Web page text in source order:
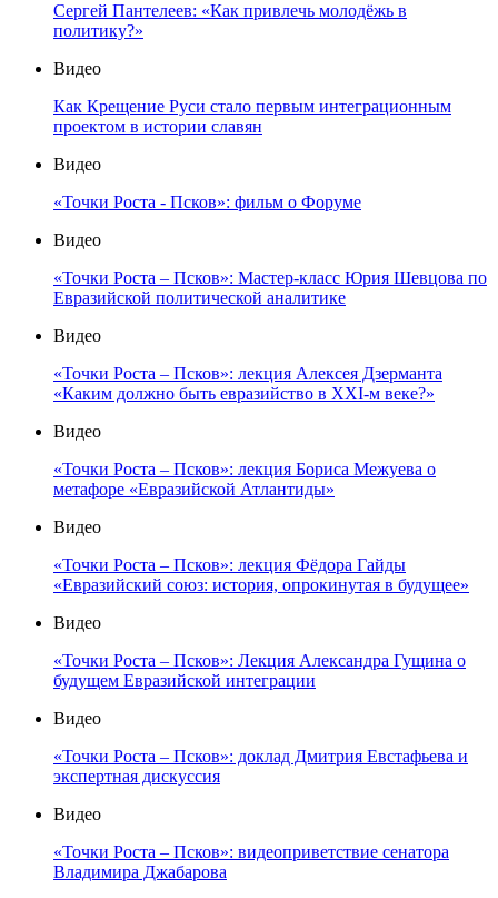
Сергей Пантелеев: «Как привлечь молодёжь в
политику?»
Видео
Как Крещение Руси стало первым интеграционным
проектом в истории славян
Видео
«Точки Роста - Псков»: фильм о Форуме
Видео
«Точки Роста – Псков»: Мастер-класс Юрия Шевцова по
Евразийской политической аналитике
Видео
«Точки Роста – Псков»: лекция Алексея Дзерманта
«Каким должно быть евразийство в XXI-м веке?»
Видео
«Точки Роста – Псков»: лекция Бориса Межуева о
метафоре «Евразийской Атлантиды»
Видео
«Точки Роста – Псков»: лекция Фёдора Гайды
«Евразийский союз: история, опрокинутая в будущее»
Видео
«Точки Роста – Псков»: Лекция Александра Гущина о
будущем Евразийской интеграции
Видео
«Точки Роста – Псков»: доклад Дмитрия Евстафьева и
экспертная дискуссия
Видео
«Точки Роста – Псков»: видеоприветствие сенатора
Владимира Джабарова